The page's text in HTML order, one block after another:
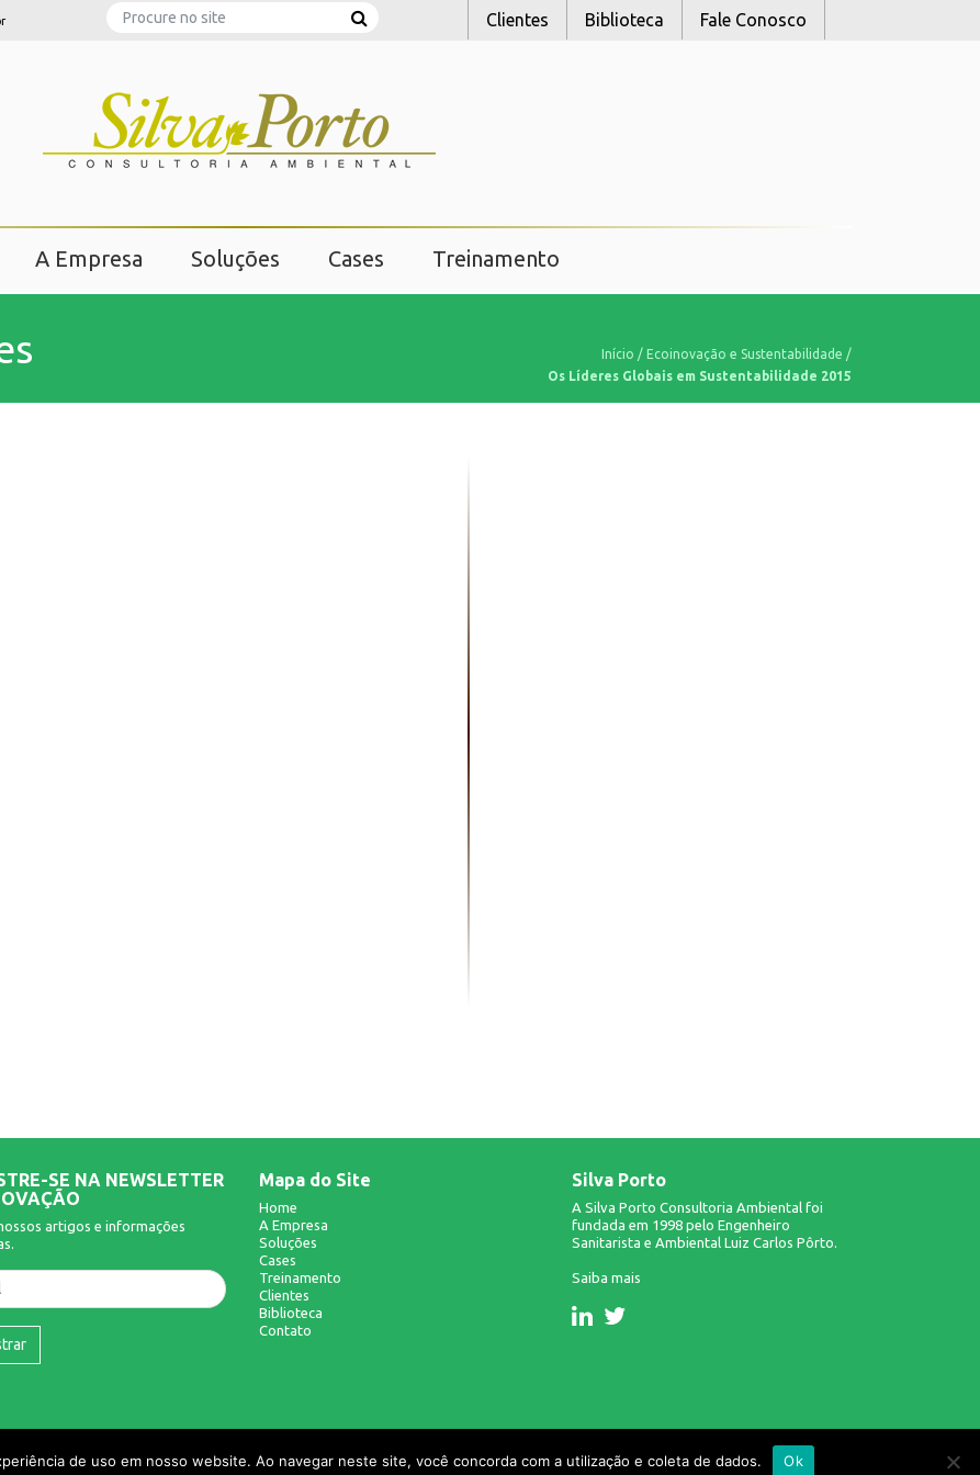
Search Clientes Biblioteca Fale Conosco
A Empresa Soluções Cases Treinamento
Início / Ecoinovação e Sustentabilidade /
Os Líderes Globais em Sustentabilidade 2015
SE NA NEWSLETTER
artigos e informações
Mapa do Site
Home
A Empresa
Soluções
Cases
Treinamento
Clientes
Biblioteca
Contato
Silva Porto
A Silva Porto Consultoria Ambiental foi
fundada em 1998 pelo Engenheiro
Sanitarista e Ambiental Luiz Carlos Pôrto.
Saiba mais
de uso em nosso website. Ao navegar neste site, você concorda com a utilização e coleta de dados. Ok